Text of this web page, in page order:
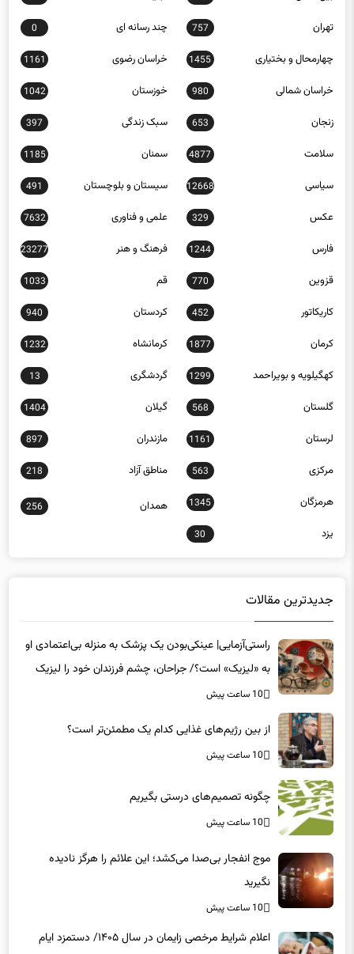
تهران 757 چند رسانه ای 0
چهارمحال و بختیاری 1455 خراسان رضوی 1161
خراسان شمالی 980 خوزستان 1042
زنجان 653 سبک زندگی 397
سلامت 4877 سمنان 1185
سیاسی 12668 سیستان و بلوچستان 491
عکس 329 علمی و فناوری 7632
فارس 1244 فرهنگ و هنر 23277
قزوین 770 قم 1033
کاریکاتور 452 کردستان 940
کرمان 1877 کرمانشاه 1232
کهگیلویه و بویراحمد 1299 گردشگری 13
گلستان 568 گیلان 1404
لرستان 1161 مازندران 897
مرکزی 563 مناطق آزاد 218
هرمزگان 1345 همدان 256
یزد 30
جدیدترین مقالات
راستی‌آزمایی| عینکی‌بودن یک پزشک به منزله بی‌اعتمادی او
به «لیزیک» است؟/ جراحان، چشم فرزندان خود را لیزیک
می‌کنند؟
10 ساعت پیش
از بین رژیم‌های غذایی کدام یک مطمئن‌تر است؟‌
10 ساعت پیش
چگونه تصمیم‌های درستی بگیریم
10 ساعت پیش
موج انفجار بی‌صدا می‌کشد؛ این علائم را هرگز نادیده
نگیرید
10 ساعت پیش
اعلام شرایط مرخصی زایمان در سال ۱۴۰۵/ دستمزد ایام